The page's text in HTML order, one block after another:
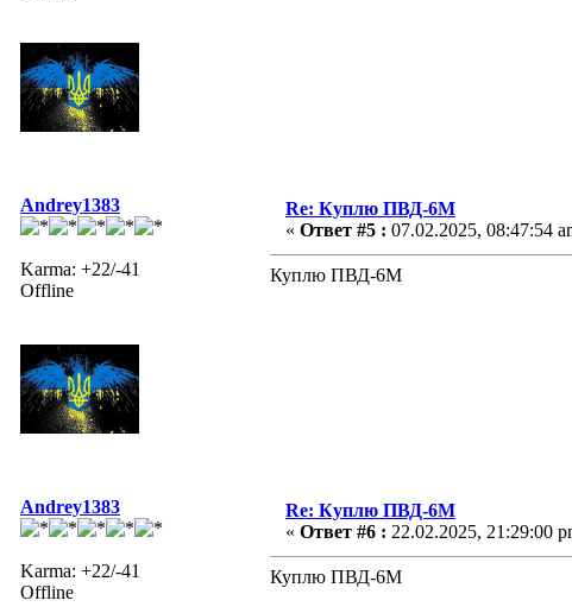
Andrey1383
Karma: +22/-41
Offline
Re: Куплю ПВД-6М
« Ответ #5 : 07.02.2025, 08:47:54
Куплю ПВД-6М
Andrey1383
Karma: +22/-41
Offline
Re: Куплю ПВД-6М
« Ответ #6 : 22.02.2025, 21:29:00
Куплю ПВД-6М